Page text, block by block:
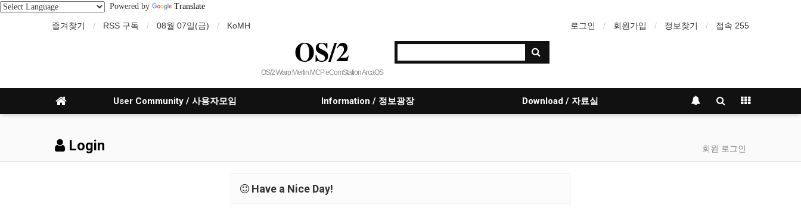
Powered by Translate
즐겨찾기 RSS 구독 08월 07일(금) KoMH 로그인 회원가입 정보찾기 접속 255
OS/2
OS/2 Warp Merlin MCP eComStation ArcaOS
User Community / 사용자모임 Information / 정보광장 Download / 자료실
Login 회원 로그인
Have a Nice Day!